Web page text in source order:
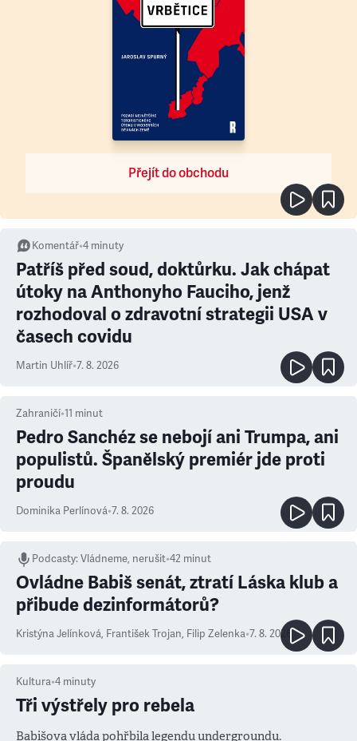
Přejít do obchodu
Komentář•4 minuty
Patříš před soud, doktůrku. Jak chápat
útoky na Anthonyho Fauciho, jenž
rozhodoval o zdravotní strategii USA v
časech covidu
Martin Uhlíř•7. 8. 2026
Zahraničí•11 minut
Pedro Sanchéz se nebojí ani Trumpa, ani
populistů. Španělský premiér jde proti
proudu
Dominika Perlínová•7. 8. 2026
Podcasty:Vládneme, nerušit•42 minut
Ovládne Babiš senát, ztratí Láska klub a
přibude dezinformátorů?
Kristýna Jelínková, František Trojan, Filip Zelenka•7. 8. 2026
Kultura•4 minuty
Tři výstřely pro rebela
Babišova vláda pohřbila legendu undergroundu.